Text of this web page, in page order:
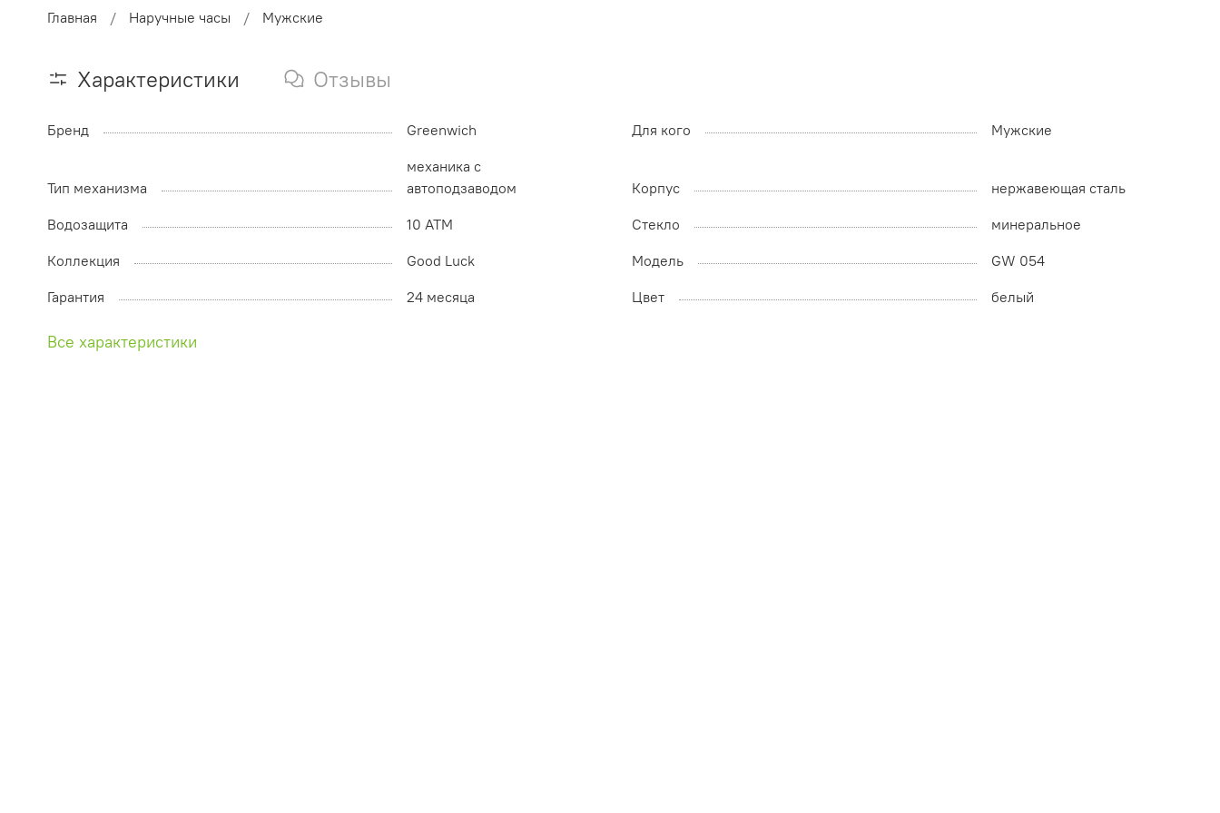
Главная Наручные часы Мужские
Характеристики Отзывы
Бренд Greenwich Для кого Мужские
Тип механизма
механика с
автоподзаводом
Корпус
нержавеющая сталь
Водозащита
10 ATM Стекло
минеральное
Коллекция
Good Luck Модель
GW 054
Гарантия
24 месяца Цвет белый
Все характеристики